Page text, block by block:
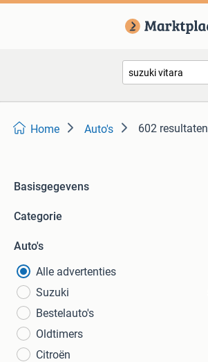
Home Auto's 602 resultaten
Basisgegevens
Categorie
Auto's
Alle advertenties
Suzuki
Bestelauto's
Oldtimers
Citroën